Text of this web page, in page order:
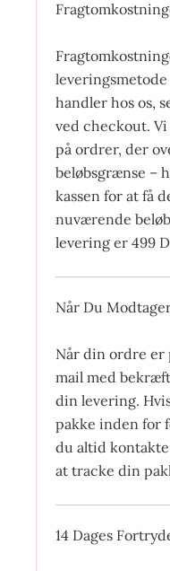
handler hos os,
ved checkout.
på ordrer, der
beløbsgrænse –
kassen for at få
nuværende
levering er 499
Når Du
Når din ordre er
mail med
din levering.
pakke inden for
du altid kontakte
at tracke din
14 Dages